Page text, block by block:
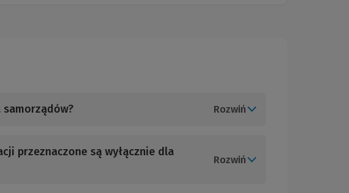
Rozwiń
przeznaczone są wyłącznie dla
Rozwiń